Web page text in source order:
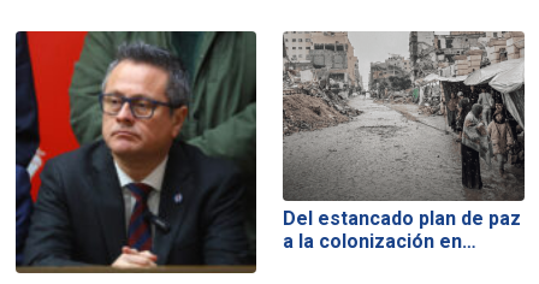
Del estancado plan de paz
a la colonización en…